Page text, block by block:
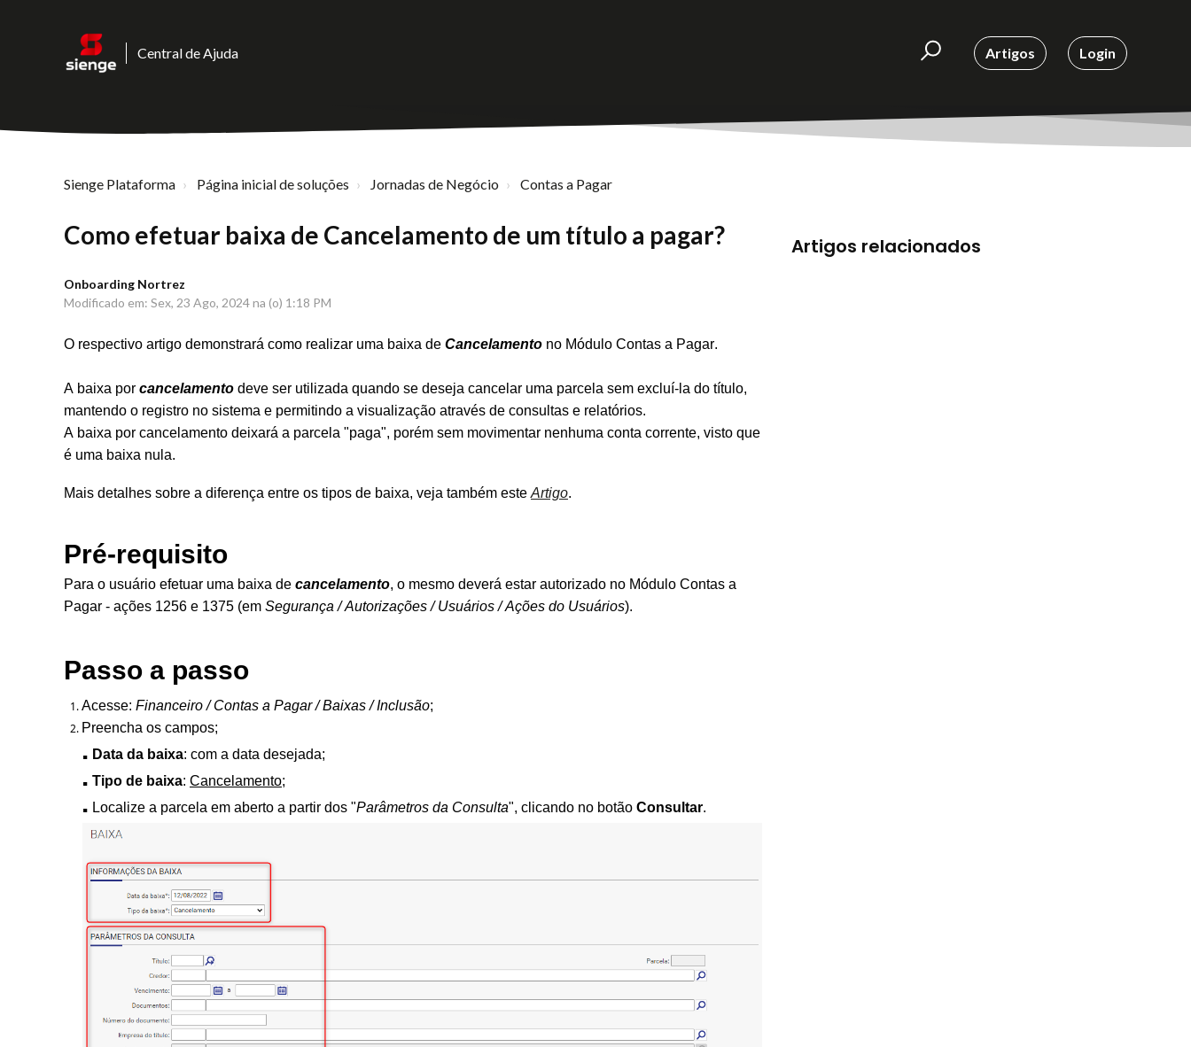
Central de Ajuda Artigos Login
Sienge Plataforma Página inicial de soluções Jornadas de Negócio Contas a Pagar
Como efetuar baixa de Cancelamento de um título a pagar?
Onboarding Nortrez
Modificado em: Sex, 23 Ago, 2024 na (o) 1:18 PM
O respectivo artigo demonstrará como realizar uma baixa de Cancelamento no Módulo Contas a Pagar.
A baixa por cancelamento deve ser utilizada quando se deseja cancelar uma parcela sem excluí-la do título,
mantendo o registro no sistema e permitindo a visualização através de consultas e relatórios.
A baixa por cancelamento deixará a parcela "paga", porém sem movimentar nenhuma conta corrente, visto que
é uma baixa nula.
Mais detalhes sobre a diferença entre os tipos de baixa, veja também este Artigo.
Pré-requisito
Para o usuário efetuar uma baixa de cancelamento, o mesmo deverá estar autorizado no Módulo Contas a
Pagar - ações 1256 e 1375 (em Segurança / Autorizações / Usuários / Ações do Usuários).
Passo a passo
Acesse: Financeiro / Contas a Pagar / Baixas / Inclusão;
Preencha os campos;
. Data da baixa: com a data desejada;
. Tipo de baixa: Cancelamento;
. Localize a parcela em aberto a partir dos "Parâmetros da Consulta", clicando no botão Consultar.
Artigos relacionados